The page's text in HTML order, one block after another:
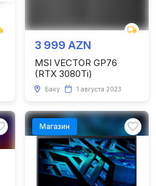
3 999 AZN
MSI VECTOR GP76
(RTX 3080Ti)
Баку 1 августа 2023
Магазин